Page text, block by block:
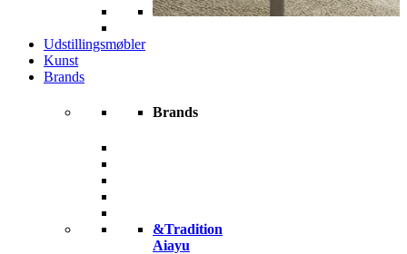
Udstillingsmøbler
Kunst
Brands
Brands
&Tradition
Aiayu